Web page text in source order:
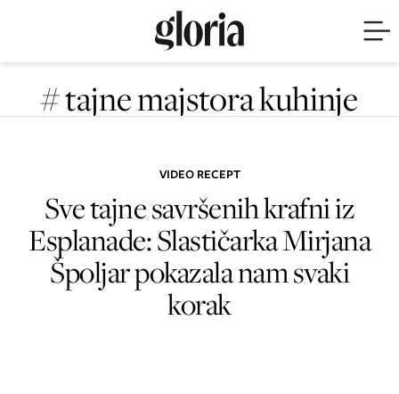
# tajne majstora kuhinje
VIDEO RECEPT
Sve tajne savršenih krafni iz
Esplanade: Slastičarka Mirjana
Špoljar pokazala nam svaki
korak